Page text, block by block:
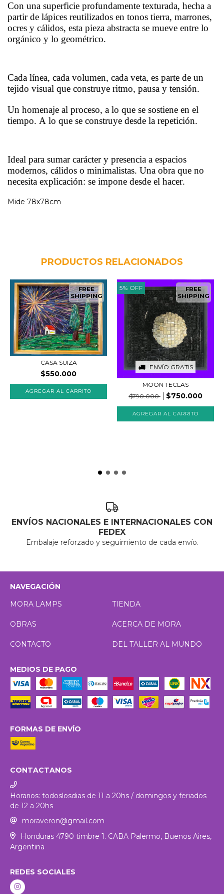
Con una superficie profundamente texturada, hecha a
partir de lápices reutilizados en tonos tierra, marrones,
ocres y cálidos, esta pieza abstracta se mueve entre lo
orgánico y lo geométrico.
Cada línea, cada volumen, cada veta, es parte de un
tejido visual que construye ritmo, pausa y tensión.
Un homenaje al proceso, a lo que se sostiene en el
tiempo. A lo que se construye desde la repetición.
Ideal para sumar carácter y presencia a espacios
modernos, cálidos o minimalistas. Una obra que no
necesita explicación: se impone desde el hacer.
Mide 78x78cm
PRODUCTOS RELACIONADOS
FREE
SHIPPING
CASA SUIZA
$550.000
5% OFF
ENVÍO GRATIS
FREE
SHIPPING
MOON TECLAS
$790.000
$750.000
ENVÍOS NACIONALES E INTERNACIONALES CON
FEDEX
Embalaje reforzado y seguimiento de cada envío.
NAVEGACIÓN
MORA LAMPS
TIENDA
OBRAS ACERCA DE MORA
CONTACTO DEL TALLER AL MUNDO
MEDIOS DE PAGO
FORMAS DE ENVÍO
CONTACTANOS
Horarios: todoslosdias de 11 a 20hs / domingos y feriados
de 12 a 20hs
moraveron@gmail.com
Honduras 4790 timbre 1. CABA Palermo, Buenos Aires,
Argentina
REDES SOCIALES